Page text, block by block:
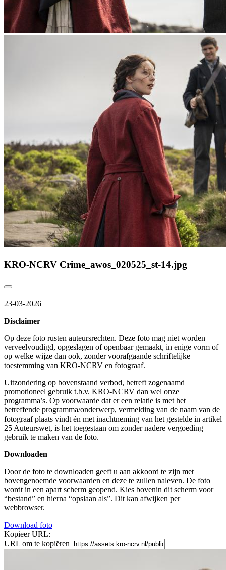
KRO-NCRV Crime_awos_020525_st-14.jpg
23-03-2026
Disclaimer
Op deze foto rusten auteursrechten. Deze foto mag niet worden
verveelvoudigd, opgeslagen of openbaar gemaakt, in enige vorm of
op welke wijze dan ook, zonder voorafgaande schriftelijke
toestemming van KRO-NCRV en fotograaf.
Uitzondering op bovenstaand verbod, betreft zogenaamd
promotioneel gebruik t.b.v. KRO-NCRV dan wel onze
programma’s. Op voorwaarde dat er een relatie is met het
betreffende programma/onderwerp, vermelding van de naam van de
fotograaf plaats vindt én met inachtneming van het gestelde in artikel
25 Auteurswet, is het toegestaan om zonder nadere vergoeding
gebruik te maken van de foto.
Downloaden
Door de foto te downloaden geeft u aan akkoord te zijn met
bovengenoemde voorwaarden en deze te zullen naleven. De foto
wordt in een apart scherm geopend. Kies bovenin dit scherm voor
“bestand” en hierna “opslaan als”. Dit kan afwijken per
webbrowser.
Download foto
Kopieer URL:
URL om te kopiëren